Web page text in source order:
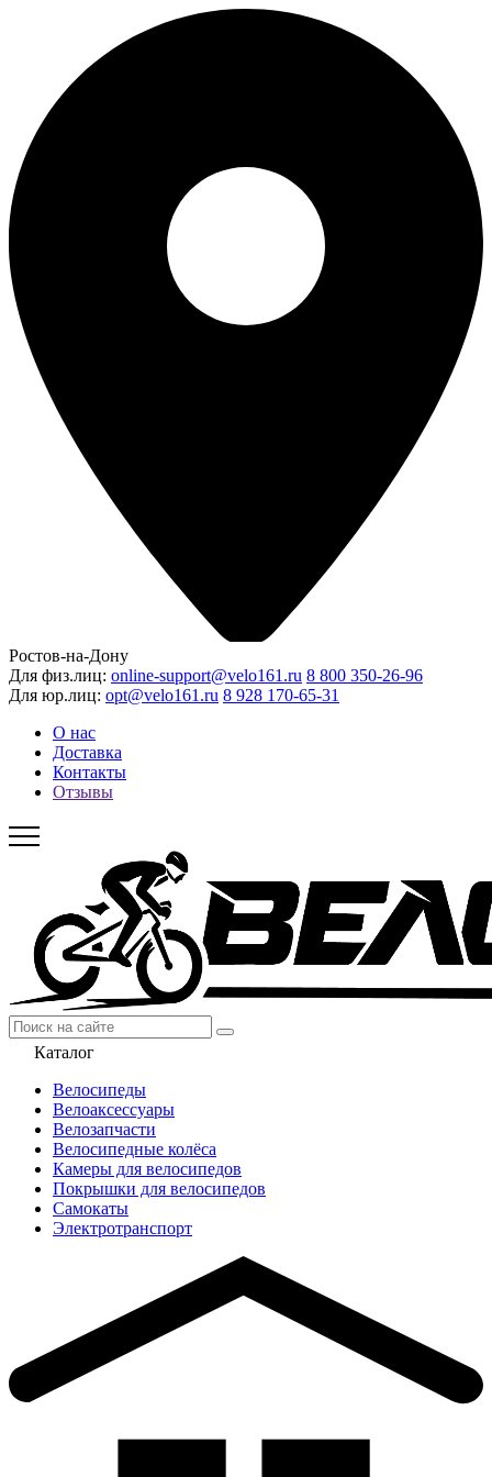
Ростов-на-Дону
Для физ.лиц: online-support@velo161.ru 8 800 350-26-96
Для юр.лиц: opt@velo161.ru 8 928 170-65-31
О нас
Доставка
Контакты
Отзывы
Каталог
Велосипеды
Велоаксессуары
Велозапчасти
Велосипедные колёса
Камеры для велосипедов
Покрышки для велосипедов
Самокаты
Электротранспорт